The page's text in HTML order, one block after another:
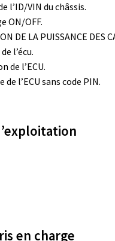
l’ID/VIN du châssis.
ON/OFF.
DE LA PUISSANCE DES
l’écu.
de l’ECU.
l’ECU sans code PIN.
en charge